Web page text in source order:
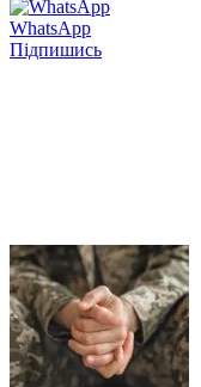
WhatsApp
Підпишись